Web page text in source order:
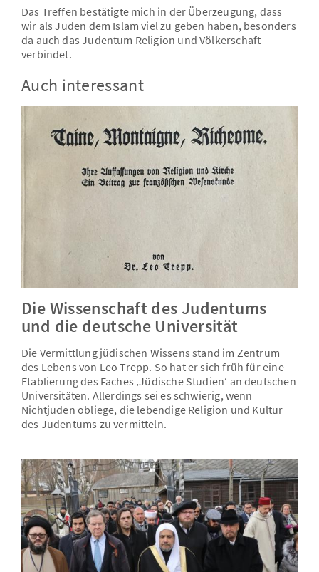
Das Treffen bestätigte mich in der Überzeugung, dass
wir als Juden dem Islam viel zu geben haben, besonders
da auch das Judentum Religion und Völkerschaft
verbindet.
Auch interessant
Die Wissenschaft des Judentums
und die deutsche Universität
Die Vermittlung jüdischen Wissens stand im Zentrum
des Lebens von Leo Trepp. So hat er sich früh für eine
Etablierung des Faches ‚Jüdische Studien‘ an deutschen
Universitäten. Allerdings sei es schwierig, wenn
Nichtjuden obliege, die lebendige Religion und Kultur
des Judentums zu vermitteln.